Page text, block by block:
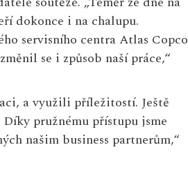
dokonce i na chalupu.
servisního centra Atlas Copco
se i způsob naší práce,“
a využili příležitostí. Ještě
pružnému přístupu jsme
našim business partnerům,“